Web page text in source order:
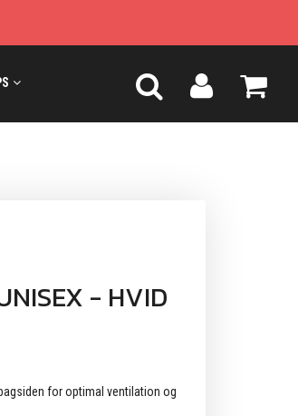
- HVID
for optimal ventilation og